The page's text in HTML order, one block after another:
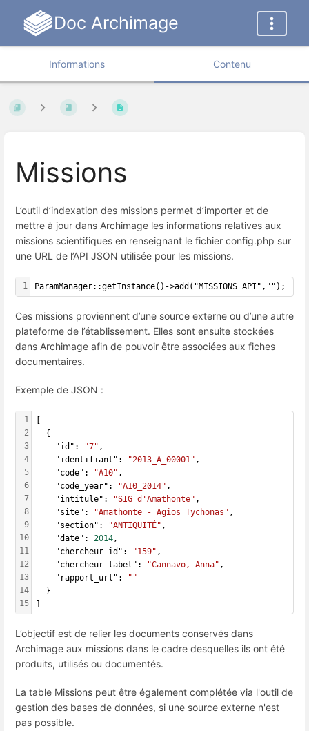
Doc Archimage
Informations Contenu
Missions
L’outil d’indexation des missions permet d’importer et de
mettre à jour dans Archimage les informations relatives aux
missions scientifiques en renseignant le fichier config.php sur
une URL de l’API JSON utilisée pour les missions.
1 ParamManager::getInstance()->add("MISSIONS_API","");
Ces missions proviennent d’une source externe ou d’une autre
plateforme de l’établissement. Elles sont ensuite stockées
dans Archimage afin de pouvoir être associées aux fiches
documentaires.
Exemple de JSON :
1
2
3
4
5
6
7
8
9
10
11
12
13
14
15
  {
    "id":
"7" ,
    "identifiant":
"2013_A_00001" ,
    "code":
"A10" ,
    "code_year":
"A10_2014" ,
    "intitule":
"SIG d'Amathonte" ,
    "site":
"Amathonte - Agios Tychonas" ,
    "section":
"ANTIQUITÉ" ,
    "date":
2014,
    "chercheur_id":
"159" ,
    "chercheur_label":
"Cannavo, Anna" ,
    "rapport_url":
""
  }
L’objectif est de relier les documents conservés dans
Archimage aux missions dans le cadre desquelles ils ont été
produits, utilisés ou documentés.
La table Missions peut être également complétée via l'outil de
gestion des bases de données, si une source externe n'est
pas possible.